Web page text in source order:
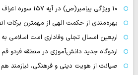
۱۰ ویژگی پیامبر(ص) در آیه ۱۵۷ سوره اعراف
بهره‌مندی از حکمت الهی از مهمترن برکات
اربعین امسال تجلی وفاداری امت اسلامی
اردوگاه جدید دانش‌آموزی در منطقه فردو
صیانت از هویت دینی و فرهنگی، نیازمند